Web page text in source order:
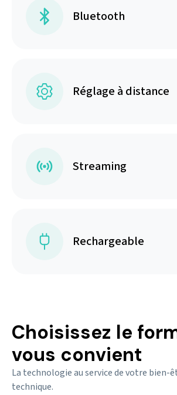
Bluetooth
Réglage à distance
Streaming
Rechargeable
Choisissez le
vous convient
La technologie au service de votre bien-
technique.